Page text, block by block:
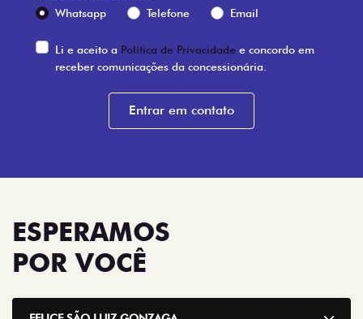
Whatsapp
Telefone Email
Li e aceito a Política de Privacidade e concordo em
receber comunicações da concessionária.
Entrar em contato
ESPERAMOS
POR VOCÊ